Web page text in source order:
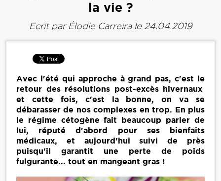
la vie ?
Ecrit par Élodie Carreirale 24.04.2019
Avec l'été qui approche à grand pas, c'est le
retour des résolutions post-excès hivernaux
et cette fois, c'est la bonne, on va se
débarasser de nos complexes en trop. En plus
le régime cétogène fait beaucoup parler de
lui, réputé d'abord pour ses bienfaits
médicaux, et aujourd'hui suivi de près
puisqu'il garantit une perte de poids
fulgurante... tout en mangeant gras !